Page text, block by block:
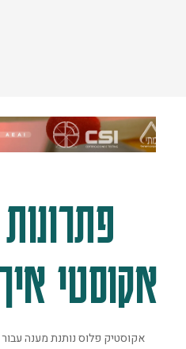
אקוסטי
אקוסטיק פלוס נותנת מענה